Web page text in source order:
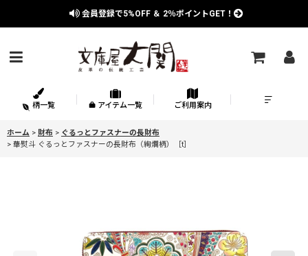
会員登録で5%OFF ＆ 2％ポイントGET！
柄一覧 アイテム一覧 ご利用案内
ホーム > 財布 > ぐるっとファスナーの長財布
> 華熨斗 ぐるっとファスナーの長財布（絢爛柄）［t］